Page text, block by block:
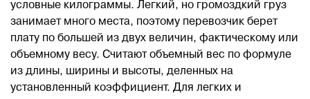
условные килограммы. Легкий, но громоздкий груз
занимает много места, поэтому перевозчик берет
плату по большей из двух величин, фактическому или
объемному весу. Считают объемный вес по формуле
из длины, ширины и высоты, деленных на
установленный коэффициент. Для легких и